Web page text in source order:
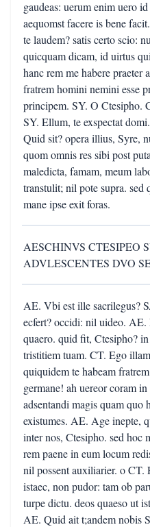
gaudeas: uerum enim uero
aequomst facere is bene
te laudem? satis certo scio:
quicquam dicam, id uirtus
hanc rem me habere praeter
fratrem homini nemini esse
principem. SY. O Ctesipho.
SY. Ellum, te exspectat
Quid sit? opera illius, Syre,
quom omnis res sibi post
maledicta, famam, meum
transtulit; nil pote supra.
mane ipse exit foras.
AESCHINVS CTESIPEO
ADVLESCENTES DVO
AE. Vbi est ille sacrilegus?
ecfert? occidi: nil uideo. AE.
quaero. quid fit, Ctesipho?
tristitiem tuam. CT. Ego
quiquidem te habeam
germane! ah uereor coram
adsentandi magis quam quo
existumes. AE. Age inepte,
inter nos, Ctesipho. sed hoc
rem paene in eum locum
nil possent auxiliarier. o
istaec, non pudor: tam ob
turpe dictu. deos quaeso ut
AE. Quid ait t;andem nobis